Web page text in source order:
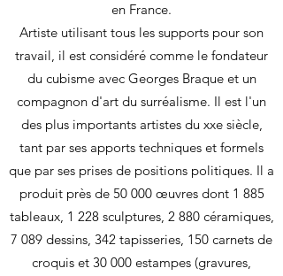
en France.
Artiste utilisant tous les supports pour son
travail, il est considéré comme le fondateur
du cubisme avec Georges Braque et un
compagnon d'art du surréalisme. Il est l'un
des plus importants artistes du xxe siècle,
tant par ses apports techniques et formels
que par ses prises de positions politiques. Il a
produit près de 50 000 œuvres dont 1 885
tableaux, 1 228 sculptures, 2 880 céramiques,
7 089 dessins, 342 tapisseries, 150 carnets de
croquis et 30 000 estampes (gravures,